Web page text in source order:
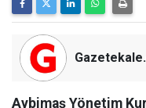
Aybimaş Yönetim